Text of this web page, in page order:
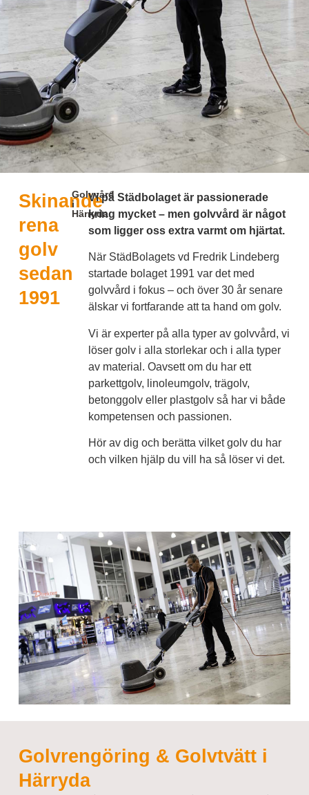
Skinande
rena
golv
sedan
1991
Golvvård
i
Härryda
Vi på Städbolaget är passionerade
kring mycket – men golvvård är något
som ligger oss extra varmt om hjärtat.
När StädBolagets vd Fredrik Lindeberg
startade bolaget 1991 var det med
golvvård i fokus – och över 30 år senare
älskar vi fortfarande att ta hand om golv.
Vi är experter på alla typer av golvvård, vi
löser golv i alla storlekar och i alla typer
av material. Oavsett om du har ett
parkettgolv, linoleumgolv, trägolv,
betonggolv eller plastgolv så har vi både
kompetensen och passionen.
Hör av dig och berätta vilket golv du har
och vilken hjälp du vill ha så löser vi det.
Golvrengöring & Golvtvätt i
Härryda